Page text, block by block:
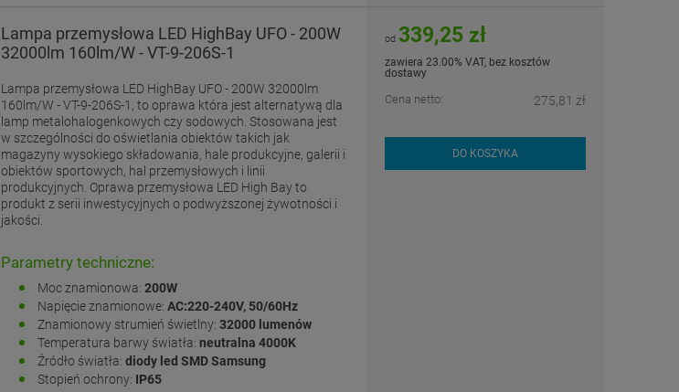
Lampa przemysłowa LED HighBay UFO - 200W
32000lm 160lm/W - VT-9-206S-1
Lampa przemysłowa LED HighBay UFO - 200W 32000lm
160lm/W - VT-9-206S-1, to oprawa która jest alternatywą dla
lamp metalohalogenkowych czy sodowych. Stosowana jest
w szczególności do oświetlania obiektów takich jak
magazyny wysokiego składowania, hale produkcyjne, galerii i
obiektów sportowych, hal przemysłowych i linii
produkcyjnych. Oprawa przemysłowa LED High Bay to
produkt z serii inwestycyjnych o podwyższonej żywotności i
jakości.
Parametry techniczne:
Moc znamionowa: 200W
Napięcie znamionowe: AC:220-240V, 50/60Hz
Znamionowy strumień świetlny: 32000 lumenów
Temperatura barwy światła: neutralna 4000K
Źródło światła: diody led SMD Samsung
Stopień ochrony: IP65
od 339,25 zł
zawiera 23.00% VAT, bez kosztów
dostawy
Cena netto: 275,81 zł
DO KOSZYKA